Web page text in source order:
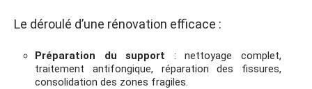
Le déroulé d’une rénovation efficace :
Préparation du support : nettoyage complet,
traitement antifongique, réparation des fissures,
consolidation des zones fragiles.